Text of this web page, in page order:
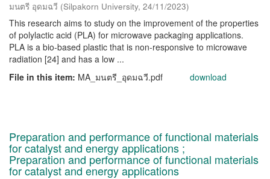
มนตรี อุดมฉวี (Silpakorn University, 24/11/2023)
This research aims to study on the improvement of the properties
of polylactic acid (PLA) for microwave packaging applications.
PLA is a bio-based plastic that is non-responsive to microwave
radiation [24] and has a low ...
File in this item: MA_มนตรี_อุดมฉวี.pdf download
Preparation and performance of functional materials
for catalyst and energy applications ;
Preparation and performance of functional materials
for catalyst and energy applications